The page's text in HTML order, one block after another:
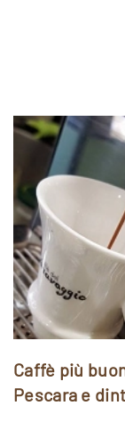
Caffè più
Pescara e